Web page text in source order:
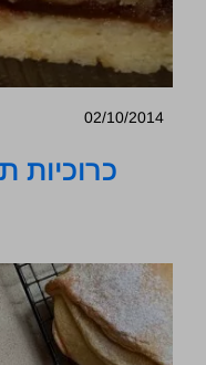
02/10/2014
כרוכיות